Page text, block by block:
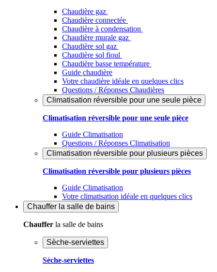
Chaudière gaz
Chaudière connectée
Chaudière à condensation
Chaudière murale gaz
Chaudière sol gaz
Chaudière sol fioul
Chaudière basse température
Guide chaudière
Votre chaudière idéale en quelques clics
Questions / Réponses Chaudières
Climatisation réversible pour une seule pièce
Climatisation réversible pour une seule pièce
Guide Climatisation
Questions / Réponses Climatisation
Climatisation réversible pour plusieurs pièces
Climatisation réversible pour plusieurs pièces
Guide Climatisation
Votre climatisation idéale en quelques clics
Chauffer la salle de bains
Chauffer la salle de bains
Sèche-serviettes
Sèche-serviettes